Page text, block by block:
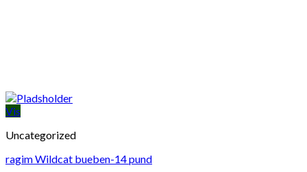
Vis
Uncategorized
ragim Wildcat bueben-14 pund